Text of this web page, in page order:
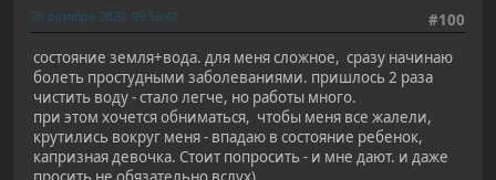
#100
28 октября 2020, 09:56:42
состояние земля+вода. для меня сложное, сразу начинаю
болеть простудными заболеваниями. пришлось 2 раза
чистить воду - стало легче, но работы много.
при этом хочется обниматься, чтобы меня все жалели,
крутились вокруг меня - впадаю в состояние ребенок,
капризная девочка. Стоит попросить - и мне дают. и даже